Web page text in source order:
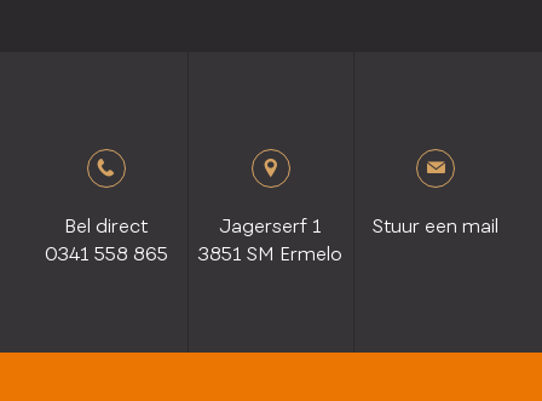
Bel direct
0341 558 865
Jagerserf 1
3851 SM Ermelo
Stuur een mail